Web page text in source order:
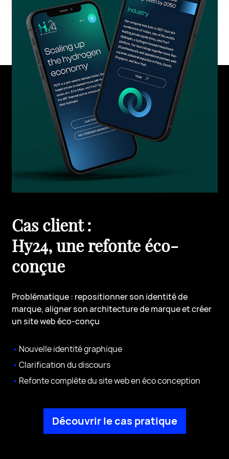
Cas client :
Hy24, une refonte éco-
conçue
Problématique : repositionner son identité de
marque, aligner son architecture de marque et créer
un site web éco-conçu
Nouvelle identité graphique
Clarification du discours
Refonte complète du site web en éco conception
Découvrir le cas pratique